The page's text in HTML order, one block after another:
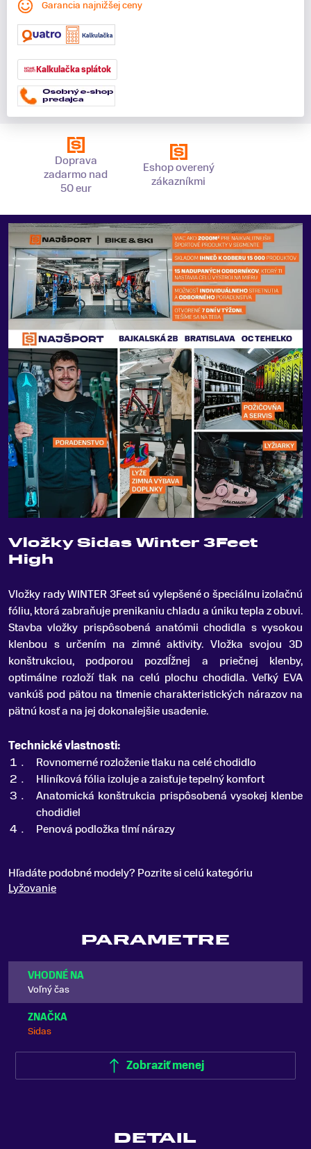
Garancia najnižšej ceny
Kalkulačka splátok
Doprava
zadarmo nad
50 eur
Eshop overený
zákazníkmi
Vložky Sidas Winter 3Feet
High
Vložky rady WINTER 3Feet sú vylepšené o špeciálnu izolačnú
fóliu, ktorá zabraňuje prenikaniu chladu a úniku tepla z obuvi.
Stavba vložky prispôsobená anatómii chodidla s vysokou
klenbou s určením na zimné aktivity. Vložka svojou 3D
konštrukciou, podporou pozdĺžnej a priečnej klenby,
optimálne rozloží tlak na celú plochu chodidla. Veľký EVA
vankúš pod pätou na tlmenie charakteristických nárazov na
pätnú kosť a na jej dokonalejšie usadenie.
Technické vlastnosti:
Rovnomerné rozloženie tlaku na celé chodidlo
Hliníková fólia izoluje a zaisťuje tepelný komfort
Anatomická konštrukcia prispôsobená vysokej klenbe
chodidiel
Penová podložka tlmí nárazy
Hľadáte podobné modely? Pozrite si celú kategóriu
Lyžovanie
PARAMETRE
VHODNÉ NA
Voľný čas
ZNAČKA
Sidas
Zobraziť menej
DETAIL